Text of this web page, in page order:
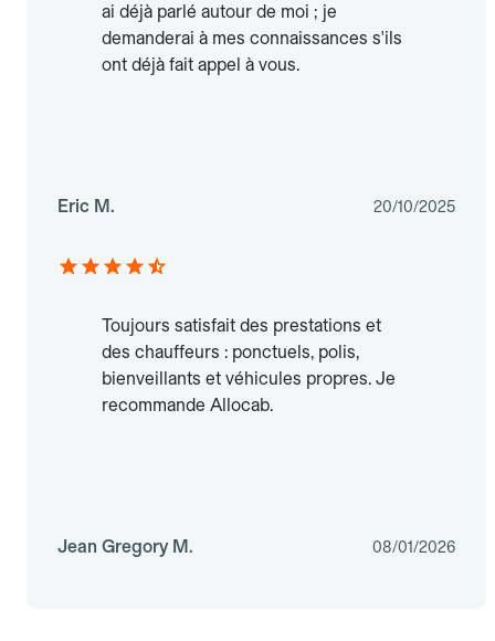
ai déjà parlé autour de moi ; je
demanderai à mes connaissances s'ils
ont déjà fait appel à vous.
Eric M. 20/10/2025
Toujours satisfait des prestations et
des chauffeurs : ponctuels, polis,
bienveillants et véhicules propres. Je
recommande Allocab.
Jean Gregory M. 08/01/2026